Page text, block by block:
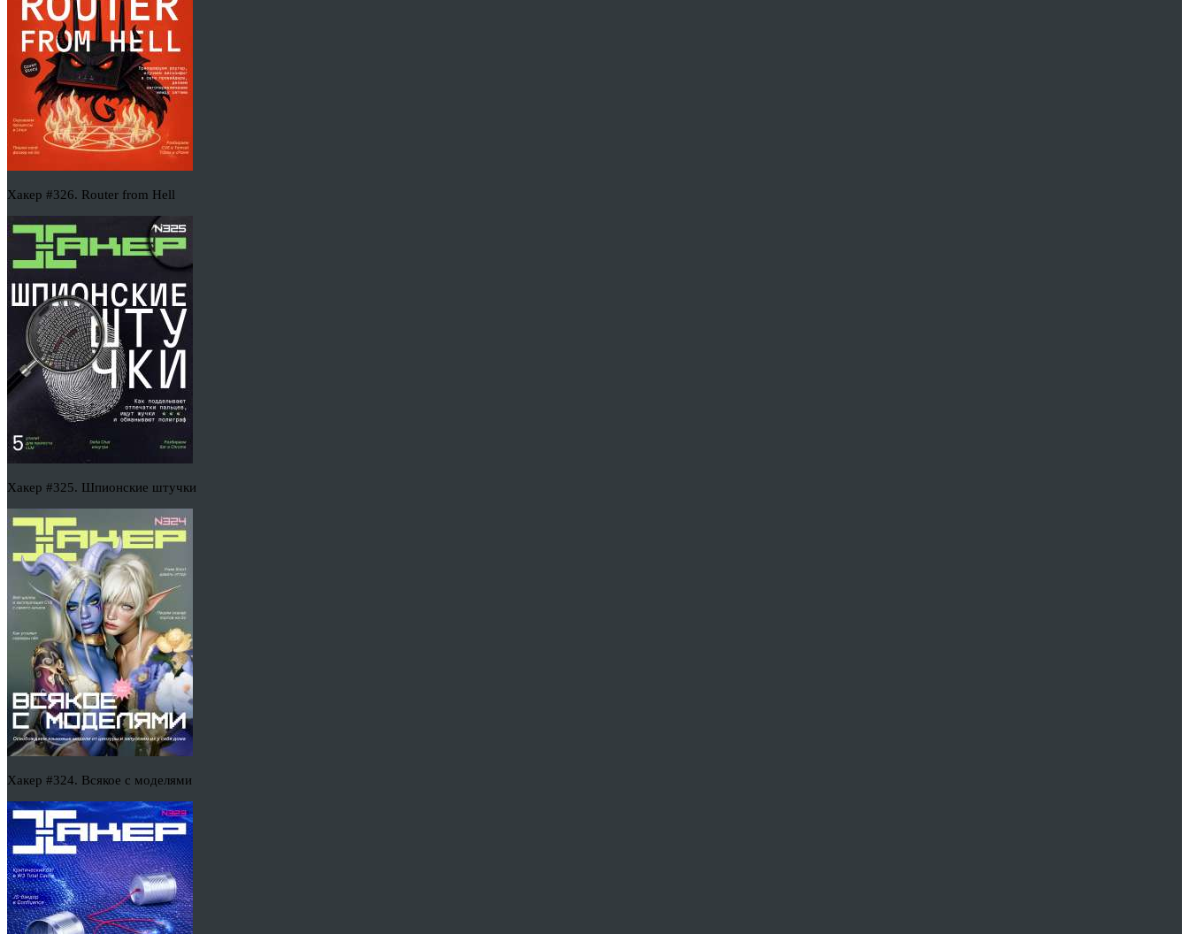
Хакер #326. Router from Hell
Хакер #325. Шпионские штучки
Хакер #324. Всякое с моделями